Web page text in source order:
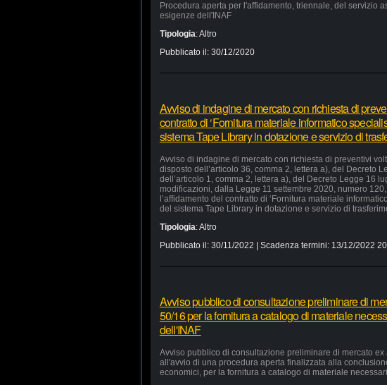
Procedura aperta per l'affidamento, triennale, del servizio
esigenze dell'INAF
Tipologia:Altro
Pubblicato il: 30/12/2020
Avviso di indagine di mercato con richiesta di
contratto di ‘Fornitura materiale informatico
sistema Tape Library in dotazione e servizio di
Avviso di indagine di mercato con richiesta di preventivi
disposto dell’articolo 36, comma 2, lettera a), del Decreto
dell’articolo 1, comma 2, lettera a), del Decreto Legge 16
modificazioni, dalla Legge 11 settembre 2020, numero
l’affidamento del contratto di ‘Fornitura materiale
del sistema Tape Library in dotazione e servizio di
Tipologia:Altro
Pubblicato il: 30/11/2022 | Scadenza termini: 13/12/2022
Avviso pubblico di consultazione preliminare di
50/16 per la fornitura a catalogo di materiale
dell'INAF
Avviso pubblico di consultazione preliminare di mercato
all'avvio di una procedura aperta finalizzata alla
economici, per la fornitura a catalogo di materiale